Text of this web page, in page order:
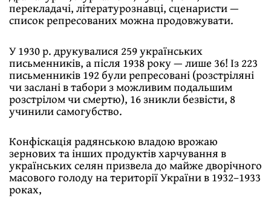
перекладачі, літературознавці, сценаристи —
список репресованих можна продовжувати.
У 1930 р. друкувалися 259 українських
письменників, а після 1938 року — лише 36! Із 223
письменників 192 були репресовані (розстріляні
чи заслані в табори з можливим подальшим
розстрілом чи смертю), 16 зникли безвісти, 8
учинили самогубство.
Конфіскація радянською владою врожаю
зернових та інших продуктів харчування в
українських селян призвела до майже дворічного
масового голоду на території України в 1932–1933
роках,